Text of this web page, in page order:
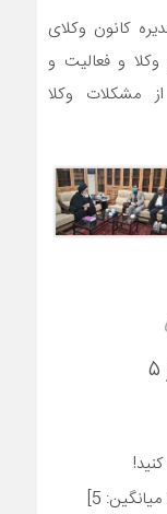
کانون وکلای
و فعالیت و
مشکلات وکلا
میانگین: 5
]